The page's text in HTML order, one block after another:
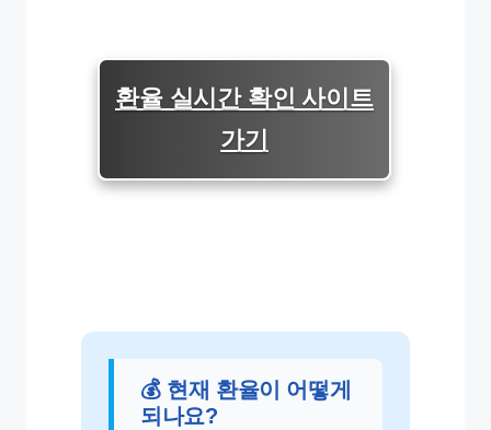
환율 실시간 확인 사이트
가기
💰 현재 환율이 어떻게
되나요?